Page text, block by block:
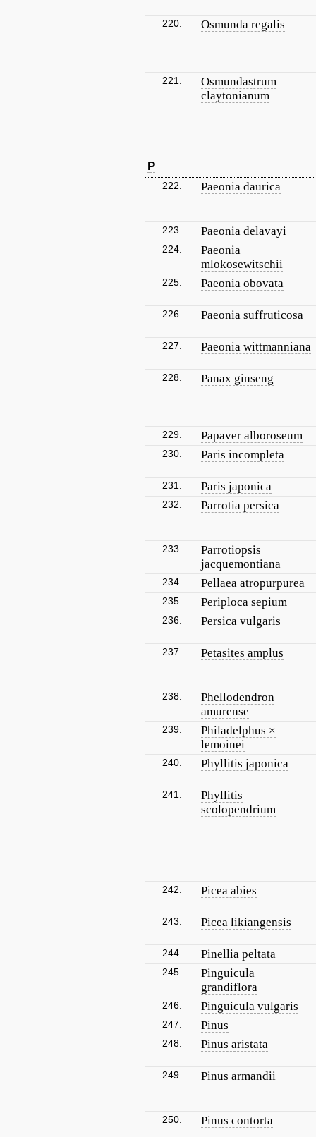
220. Osmunda regalis
221.
Osmundastrum
claytonianum
P
222. Paeonia daurica
223. Paeonia delavayi
224.
Paeonia
mlokosewitschii
225. Paeonia obovata
226. Paeonia suffruticosa
227. Paeonia wittmanniana
228. Panax ginseng
229. Papaver alboroseum
230. Paris incompleta
231. Paris japonica
232. Parrotia persica
233.
Parrotiopsis
jacquemontiana
234. Pellaea atropurpurea
235. Periploca sepium
236. Persica vulgaris
237. Petasites amplus
238.
Phellodendron
amurense
239.
Philadelphus ×
lemoinei
240. Phyllitis japonica
241.
Phyllitis
scolopendrium
242. Picea abies
243. Picea likiangensis
244. Pinellia peltata
245.
Pinguicula
grandiflora
246. Pinguicula vulgaris
247. Pinus
248. Pinus aristata
249. Pinus armandii
250. Pinus contorta